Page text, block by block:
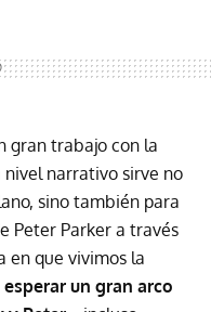
gran trabajo con la
nivel narrativo sirve no
sino también para
Peter Parker a través
en que vivimos la
esperar un gran arco